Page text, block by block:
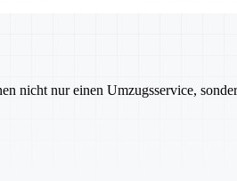
nicht nur einen Umzugsservice,